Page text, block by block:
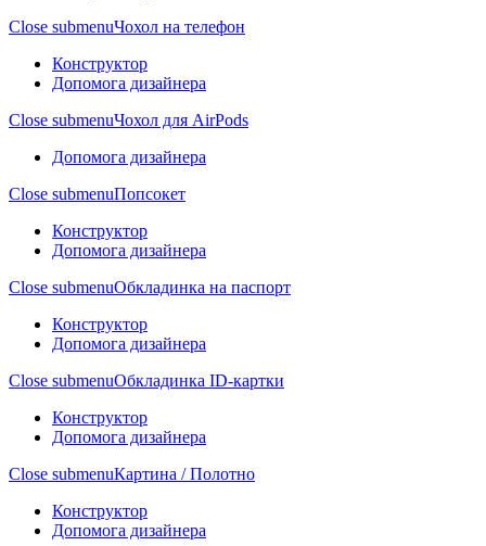
Close submenuЧохол на телефон
Конструктор
Допомога дизайнера
Close submenuЧохол для AirPods
Допомога дизайнера
Close submenuПопсокет
Конструктор
Допомога дизайнера
Close submenuОбкладинка на паспорт
Конструктор
Допомога дизайнера
Close submenuОбкладинка ID-картки
Конструктор
Допомога дизайнера
Close submenuКартина / Полотно
Конструктор
Допомога дизайнера